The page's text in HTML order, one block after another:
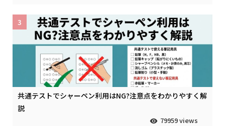
共通テストでシャーペン利用はNG?注意点をわかりやすく解
説
79959 views
3